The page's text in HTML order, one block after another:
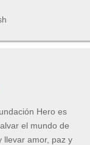
Hero es
el mundo de
llevar amor, paz y